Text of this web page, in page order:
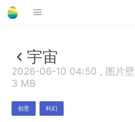
宇宙
2026-06-10 04:50 , 图片
3 MB
创意 科幻